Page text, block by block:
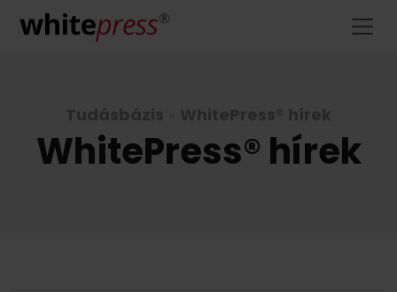
Tudásbázis WhitePress® hírek
WhitePress® hírek